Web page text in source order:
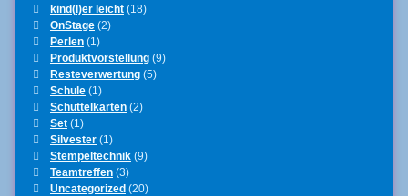
kind(l)er leicht(18)
OnStage(2)
Perlen(1)
Produktvorstellung(9)
Resteverwertung(5)
Schule(1)
Schüttelkarten(2)
Set(1)
Silvester(1)
Stempeltechnik(9)
Teamtreffen(3)
Uncategorized (20)